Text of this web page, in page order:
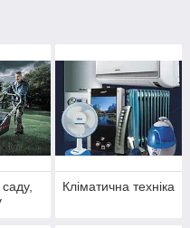
Кліматична техніка